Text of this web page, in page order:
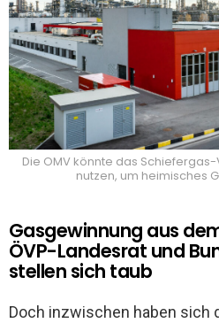
Die OMV könnte das
nutzen, um heimisches
Gasgewinnung aus
ÖVP-Landesrat und
stellen sich taub
Doch inzwischen haben sich